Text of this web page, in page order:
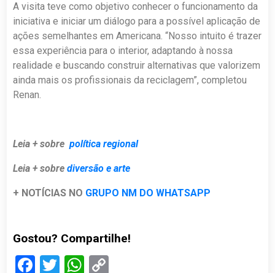
A visita teve como objetivo conhecer o funcionamento da
iniciativa e iniciar um diálogo para a possível aplicação de
ações semelhantes em Americana. “Nosso intuito é trazer
essa experiência para o interior, adaptando à nossa
realidade e buscando construir alternativas que valorizem
ainda mais os profissionais da reciclagem”, completou
Renan.
Leia + sobre política regional
Leia + sobrediversão e arte
+ NOTÍCIAS NO GRUPO NM DO WHATSAPP
Gostou? Compartilhe!
Facebook
TwitterWhatsApp